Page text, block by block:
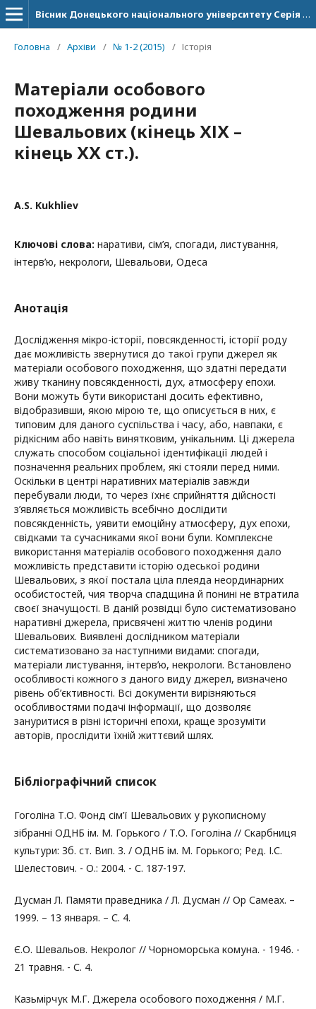
Вісник Донецького національного університету Серія Б. Гуманітарні науки
Головна / Архіви / № 1-2 (2015) / Історія
Матеріали особового
походження родини
Шевальових (кінець ХІХ –
кінець ХХ ст.).
A.S. Kukhliev
Ключові слова: наративи, сім’я, спогади, листування,
інтерв’ю, некрологи, Шевальови, Одеса
Анотація
Дослідження мікро-історії, повсякденності, історії роду
дає можливість звернутися до такої групи джерел як
матеріали особового походження, що здатні передати
живу тканину повсякденності, дух, атмосферу епохи.
Вони можуть бути використані досить ефективно,
відобразивши, якою мірою те, що описується в них, є
типовим для даного суспільства і часу, або, навпаки, є
рідкісним або навіть винятковим, унікальним. Ці джерела
служать способом соціальної ідентифікації людей і
позначення реальних проблем, які стояли перед ними.
Оскільки в центрі наративних матеріалів завжди
перебували люди, то через їхнє сприйняття дійсності
з’являється можливість всебічно дослідити
повсякденність, уявити емоційну атмосферу, дух епохи,
свідками та сучасниками якої вони були. Комплексне
використання матеріалів особового походження дало
можливість представити історію одеської родини
Шевальових, з якої постала ціла плеяда неординарних
особистостей, чия творча спадщина й понині не втратила
своєї значущості. В даній розвідці було систематизовано
наративні джерела, присвячені життю членів родини
Шевальових. Виявлені дослідником матеріали
систематизовано за наступними видами: спогади,
матеріали листування, інтерв’ю, некрологи. Встановлено
особливості кожного з даного виду джерел, визначено
рівень об’єктивності. Всі документи вирізняються
особливостями подачі інформації, що дозволяє
зануритися в різні історичні епохи, краще зрозуміти
авторів, прослідити їхній життєвий шлях.
Бібліографічний список
Гоголіна Т.О. Фонд сім’ї Шевальових у рукописному
зібранні ОДНБ ім. М. Горького / Т.О. Гоголіна // Скарбниця
культури: Зб. ст. Вип. 3. / ОДНБ ім. М. Горького; Ред. І.С.
Шелестович. - О.: 2004. - С. 187-197.
Дусман Л. Памяти праведника / Л. Дусман // Ор Самеах. –
1999. – 13 января. – С. 4.
Є.О. Шевальов. Некролог // Чорноморська комуна. - 1946. -
21 травня. - С. 4.
Казьмірчук М.Г. Джерела особового походження / М.Г.